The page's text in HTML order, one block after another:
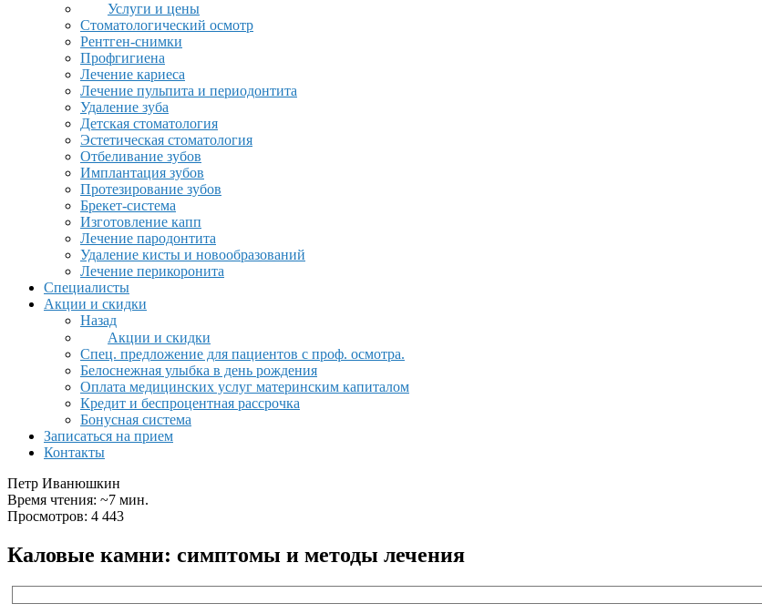
Услуги и цены
Стоматологический осмотр
Рентген-снимки
Профгигиена
Лечение кариеса
Лечение пульпита и периодонтита
Удаление зуба
Детская стоматология
Эстетическая стоматология
Отбеливание зубов
Имплантация зубов
Протезирование зубов
Брекет-система
Изготовление капп
Лечение пародонтита
Удаление кисты и новообразований
Лечение перикоронита
Специалисты
Акции и скидки
Назад
Акции и скидки
Спец. предложение для пациентов с проф. осмотра.
Белоснежная улыбка в день рождения
Оплата медицинских услуг материнским капиталом
Кредит и беспроцентная рассрочка
Бонусная система
Записаться на прием
Контакты
Петр Иванюшкин
Время чтения: ~7 мин.
Просмотров: 4 443
Каловые камни: симптомы и методы лечения